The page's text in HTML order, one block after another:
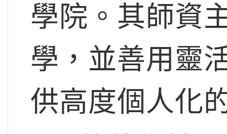
學院。其師資
學，並善用靈
供高度個人化